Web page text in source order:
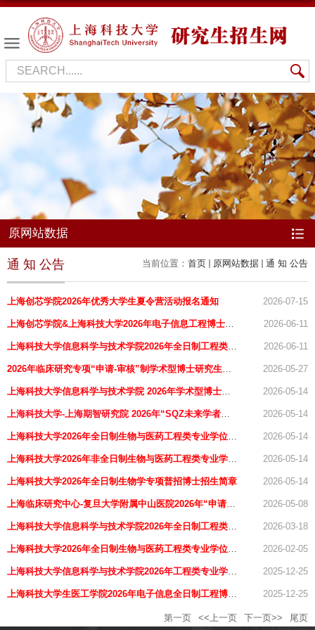
原网站数据
当前位置： 首页 原网站数据 通 知 公告
通 知 公告
上海创芯学院2026年优秀大学生夏令营活动报名通知 2026-07-15
上海创芯学院&上海科技大学2026年电子信息工程博士招
生简介
2026-06-11
上海科技大学信息科学与技术学院2026年全日制工程类专
业学位博士报名通知（第二轮）
2026-06-11
2026年临床研究专项“申请-审核”制学术型博士研究生报
名通知
2026-05-27
上海科技大学信息科学与技术学院 2026年学术型博士研
究生（申请-考核制）报名通知（第二轮）
2026-05-14
上海科技大学-上海期智研究院 2026年“SQZ未来学者计
划”联合培养博士生专项计划招生报名【第二轮】
2026-05-14
上海科技大学2026年全日制生物与医药工程类专业学位博
士第二轮报名通知
2026-05-14
上海科技大学2026年非全日制生物与医药工程类专业学位
博士报名通知
2026-05-14
上海科技大学2026年全日制生物学专项普招博士招生简章 2026-05-14
上海临床研究中心-复旦大学附属中山医院2026年“申请-
审核”制联合培养博士研究生项目第二轮报名
2026-05-08
上海科技大学信息科学与技术学院2026年全日制工程类专
业学位博士报名通知（第二轮）
2026-03-18
上海科技大学2026年全日制生物与医药工程类专业学位博
士报名通知
2026-02-05
上海科技大学信息科学与技术学院2026年工程类专业学位
博士报名通知
2025-12-25
上海科技大学生医工学院2026年电子信息全日制工程博士
2025-12-25
第一页 <<上一页 下一页>> 尾页